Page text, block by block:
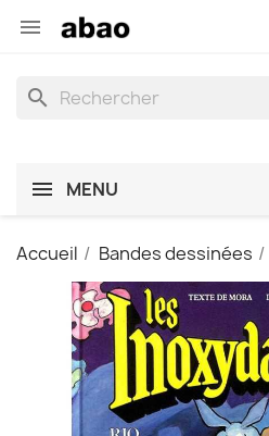

search
MENU
Accueil Bandes dessinées